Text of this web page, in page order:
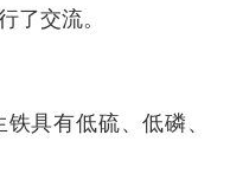
了交流。
具有低硫、低磷、